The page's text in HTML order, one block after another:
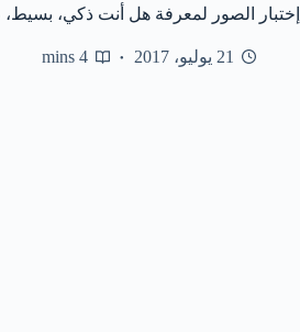
إختبار الصور لمعرفة هل أنت ذكي،
21 يوليو، 2017 4 mins